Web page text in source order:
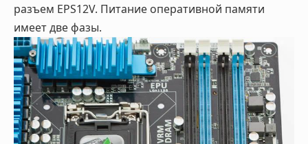
разъем EPS12V. Питание оперативной памяти
имеет две фазы.